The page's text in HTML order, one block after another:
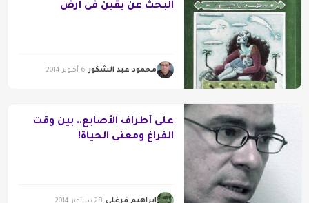
البحث عن يقين فى أرض
محمود عبد الشكور 6 أكتوبر 2014
على أطراف الأصابع.. بين وقت
الفراغ ومعنى الحياة!
إبراهيم فرغلي 28 سبتمبر 2014